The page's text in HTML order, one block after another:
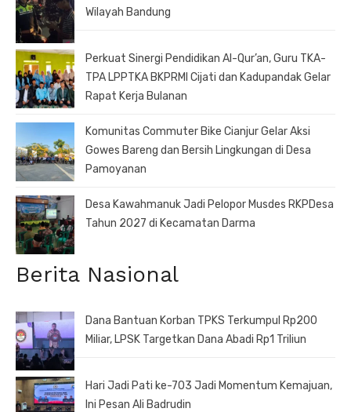
Wilayah Bandung
Perkuat Sinergi Pendidikan Al-Qur’an, Guru TKA-
TPA LPPTKA BKPRMI Cijati dan Kadupandak Gelar
Rapat Kerja Bulanan
Komunitas Commuter Bike Cianjur Gelar Aksi
Gowes Bareng dan Bersih Lingkungan di Desa
Pamoyanan
Desa Kawahmanuk Jadi Pelopor Musdes RKPDesa
Tahun 2027 di Kecamatan Darma
Berita Nasional
Dana Bantuan Korban TPKS Terkumpul Rp200
Miliar, LPSK Targetkan Dana Abadi Rp1 Triliun
Hari Jadi Pati ke-703 Jadi Momentum Kemajuan,
Ini Pesan Ali Badrudin